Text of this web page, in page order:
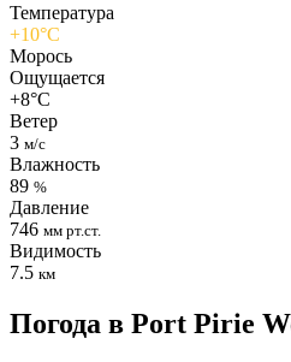
Температура
+10°C
Морось
Ощущается
+8°C
Ветер
3 м/с
Влажность
89 %
Давление
746 мм рт.ст.
Видимость
7.5 км
Погода в Port Pirie